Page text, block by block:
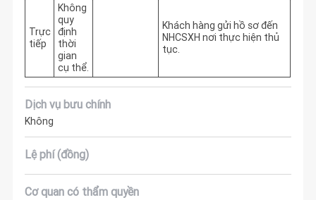
Trực
tiếp
Không
quy
định
thời
gian
cụ thể.
Khách hàng gửi hồ sơ đến
NHCSXH nơi thực hiện thủ
tục.
Dịch vụ bưu chính
Không
Lệ phí (đồng)
Cơ quan có thẩm quyền